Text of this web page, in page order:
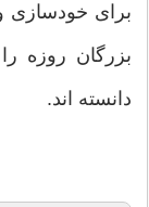
برای خودسازی
بزرگان روزه
دانسته اند.